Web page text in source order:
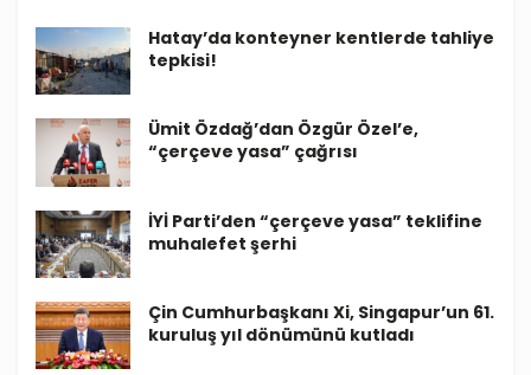
Hatay’da konteyner kentlerde tahliye
tepkisi!
Ümit Özdağ’dan Özgür Özel’e,
“çerçeve yasa” çağrısı
İYİ Parti’den “çerçeve yasa” teklifine
muhalefet şerhi
Çin Cumhurbaşkanı Xi, Singapur’un 61.
kuruluş yıl dönümünü kutladı